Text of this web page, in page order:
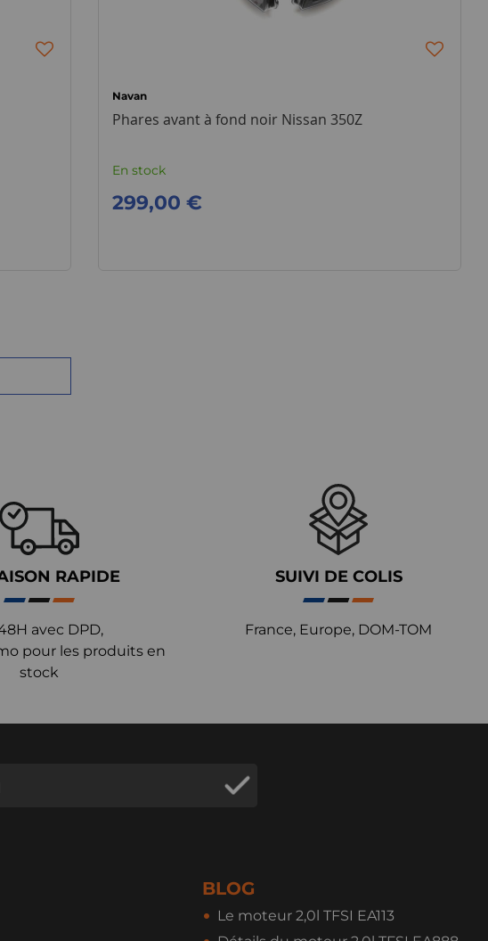
Navan
Phares avant à fond noir Nissan 350Z
En stock
299,00 €
RAPIDE
avec DPD,
pour les produits en
stock
SUIVI DE COLIS
France, Europe, DOM-TOM
BLOG
Le moteur 2,0l TFSI EA113